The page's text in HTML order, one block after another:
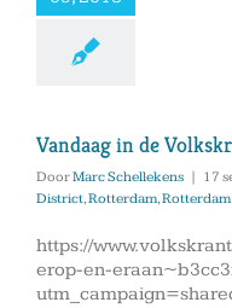
Vandaag in de
DoorMarc Schellekens | 17
District,Rotterdam,Rotterdam
https://
erop-en-